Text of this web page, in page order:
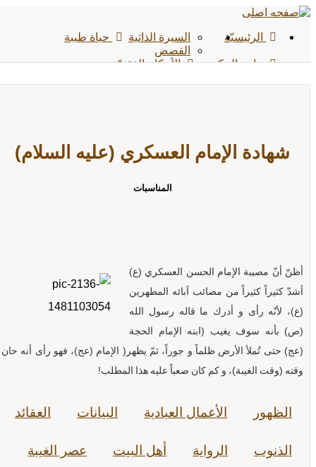
الرئیسیّة حياة طيبة
السيرة الذاتية
القصص
ينابيع الحكمة
الأحکام الفقهیّة
شهادة الإمام العسكري (عليه السلام)
المناسبات
أظنّ أنّ مصيبة الإمام الحسن العسكري (ع)
أشدّ كثيراً كثيراً من مصائب آبائه المطهرين
(ع)، لأنّه رأى و أدرك ما قاله رسول الله
(ص) بأنه سوف يغيب (ابنه الإمام الحجة
(عج) حتى تُملأ الأرض ظلماً و جوراً، ثمّ يظهر( الإمام (عج)، فهو رأى أنه حان
وقته (وقت الغيبة)، و كم كان صعباً عليه هذا المطلب!
الظهور الأعمال العبادية البيانات العقائد
الذنوب الرواية أهل البيت عصر الغيبة